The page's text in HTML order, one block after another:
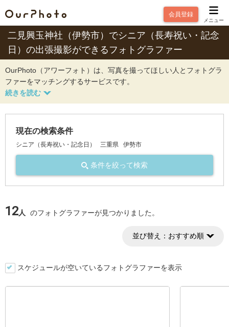
会員登録
メニュー
二見興玉神社（伊勢市）でシニア（長寿祝い・記念
日）の出張撮影ができるフォトグラファー
OurPhoto（アワーフォト）は、写真を撮ってほしい人とフォトグラ
ファーをマッチングするサービスです。
現在の検索条件
シニア（長寿祝い・記念日） 三重県 伊勢市
条件を絞って検索
12人 のフォトグラファーが見つかりました。
並び替え： おすすめ順
スケジュールが空いているフォトグラファーを表示